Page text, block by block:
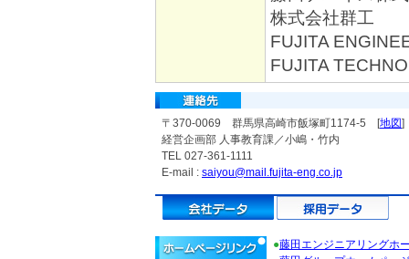
株式会社群工
FUJITA
FUJITA
〒370-0069 群馬県高崎市飯塚町1174-5 [地図]
経営企画部 人事教育課／小嶋・竹内
TEL 027-361-1111
E-mail : saiyou@mail.fujita-eng.co.jp
●藤田エンジニアリングホ